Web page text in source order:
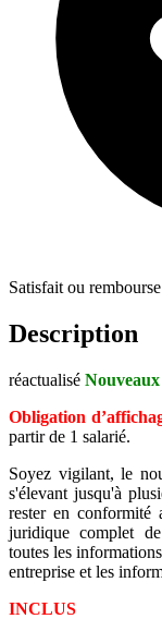
Satisfait ou rembourse
Description
réactualisé Nouveaux
Obligation
partir de 1 salarié.
Soyez vigilant, le
s'élevant jusqu'à
rester en conformité
juridique complet
toutes les
entreprise et les
INCLUS